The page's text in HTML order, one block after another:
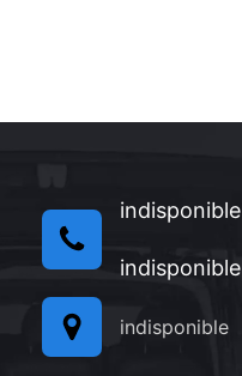
indisponible
indisponible
indisponible